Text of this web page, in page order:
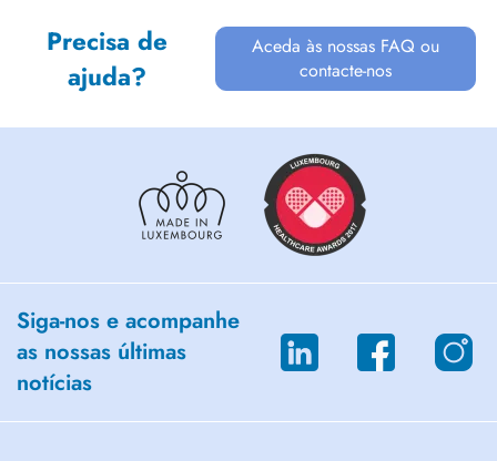
Precisa de
ajuda?
Aceda às nossas FAQ ou
contacte-nos
Siga-nos e acompanhe
as nossas últimas
notícias